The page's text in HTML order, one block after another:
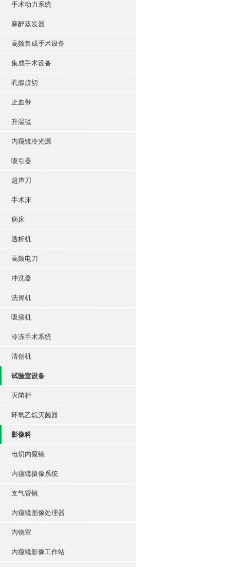
手术动力系统
麻醉蒸发器
高频集成手术设备
集成手术设备
乳腺旋切
止血带
升温毯
内窥镜冷光源
吸引器
超声刀
手术床
病床
透析机
高频电刀
冲洗器
洗胃机
吸痰机
冷冻手术系统
清创机
试验室设备
灭菌柜
环氧乙烷灭菌器
影像科
电切内窥镜
内窥镜摄像系统
支气管镜
内窥镜图像处理器
内镜室
内窥镜影像工作站